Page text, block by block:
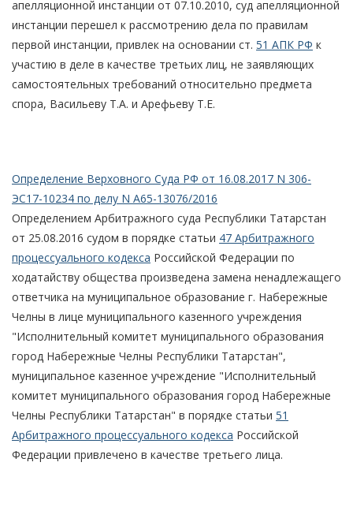
апелляционной инстанции от 07.10.2010, суд апелляционной
инстанции перешел к рассмотрению дела по правилам
первой инстанции, привлек на основании ст. 51 АПК РФ к
участию в деле в качестве третьих лиц, не заявляющих
самостоятельных требований относительно предмета
спора, Васильеву Т.А. и Арефьеву Т.Е.
Определение Верховного Суда РФ от 16.08.2017 N 306-
ЭС17-10234 по делу N А65-13076/2016
Определением Арбитражного суда Республики Татарстан
от 25.08.2016 судом в порядке статьи 47 Арбитражного
процессуального кодекса Российской Федерации по
ходатайству общества произведена замена ненадлежащего
ответчика на муниципальное образование г. Набережные
Челны в лице муниципального казенного учреждения
"Исполнительный комитет муниципального образования
город Набережные Челны Республики Татарстан",
муниципальное казенное учреждение "Исполнительный
комитет муниципального образования город Набережные
Челны Республики Татарстан" в порядке статьи 51
Арбитражного процессуального кодекса Российской
Федерации привлечено в качестве третьего лица.